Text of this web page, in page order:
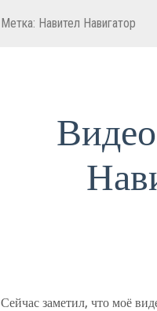
Метка: Навител Навигатор
Сейчас заметил, что моё